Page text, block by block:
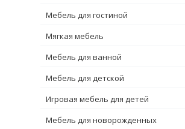
Мебель для гостиной
Мягкая мебель
Мебель для ванной
Мебель для детской
Игровая мебель для детей
Мебель для новорожденных